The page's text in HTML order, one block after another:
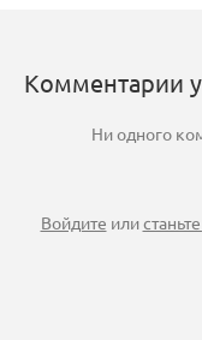
Комментарии
Ни одного
Войдите или